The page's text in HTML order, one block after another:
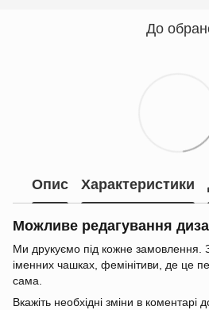
До
Опис Характеристики
Можливе редагування
Ми друкуємо під кожне замовлення.
іменних чашках, фемінітиви, де це
сама.
Вкажіть необхідні зміни в коментарі